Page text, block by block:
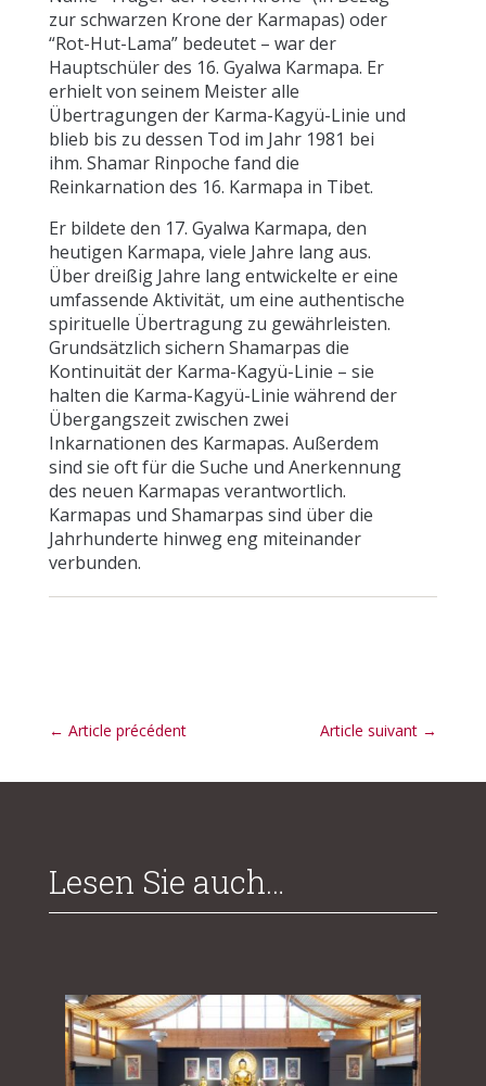
zur schwarzen Krone der Karmapas) oder
“Rot-Hut-Lama” bedeutet – war der
Hauptschüler des 16. Gyalwa Karmapa. Er
erhielt von seinem Meister alle
Übertragungen der Karma-Kagyü-Linie und
blieb bis zu dessen Tod im Jahr 1981 bei
ihm. Shamar Rinpoche fand die
Reinkarnation des 16. Karmapa in Tibet.
Er bildete den 17. Gyalwa Karmapa, den
heutigen Karmapa, viele Jahre lang aus.
Über dreißig Jahre lang entwickelte er eine
umfassende Aktivität, um eine authentische
spirituelle Übertragung zu gewährleisten.
Grundsätzlich sichern Shamarpas die
Kontinuität der Karma-Kagyü-Linie – sie
halten die Karma-Kagyü-Linie während der
Übergangszeit zwischen zwei
Inkarnationen des Karmapas. Außerdem
sind sie oft für die Suche und Anerkennung
des neuen Karmapas verantwortlich.
Karmapas und Shamarpas sind über die
Jahrhunderte hinweg eng miteinander
verbunden.
← Article précédent Article suivant →
Lesen Sie auch…